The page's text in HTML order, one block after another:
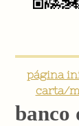
página
carta/
banco